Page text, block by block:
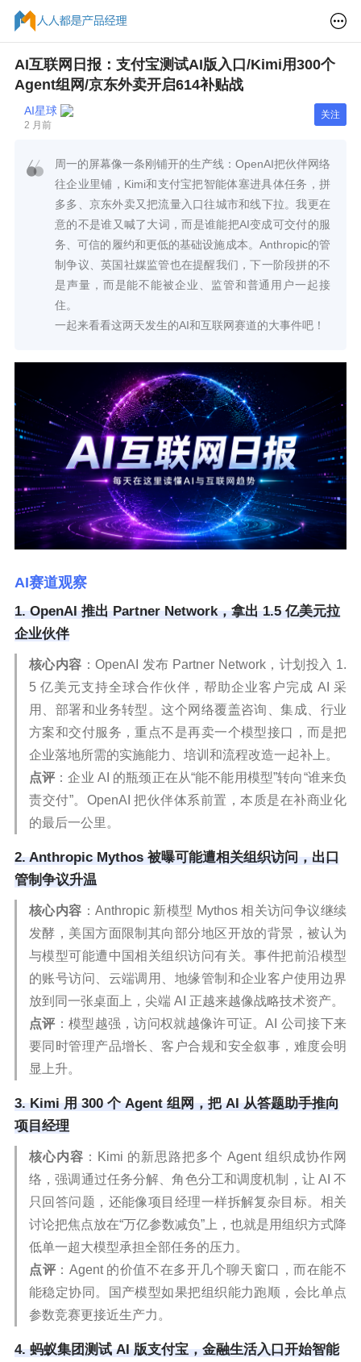
AI互联网日报：支付宝测试AI版入口/Kimi用300个
Agent组网/京东外卖开启614补贴战
AI星球
2 月前
关注
周一的屏幕像一条刚铺开的生产线：OpenAI把伙伴网络
往企业里铺，Kimi和支付宝把智能体塞进具体任务，拼
多多、京东外卖又把流量入口往城市和线下拉。我更在
意的不是谁又喊了大词，而是谁能把AI变成可交付的服
务、可信的履约和更低的基础设施成本。Anthropic的管
制争议、英国社媒监管也在提醒我们，下一阶段拼的不
是声量，而是能不能被企业、监管和普通用户一起接
住。
一起来看看这两天发生的AI和互联网赛道的大事件吧！
AI赛道观察
1. OpenAI 推出 Partner Network，拿出 1.5 亿美元拉
企业伙伴
核心内容 ：OpenAI 发布 Partner Network，计划投入 1.
5 亿美元支持全球合作伙伴，帮助企业客户完成 AI 采
用、部署和业务转型。这个网络覆盖咨询、集成、行业
方案和交付服务，重点不是再卖一个模型接口，而是把
企业落地所需的实施能力、培训和流程改造一起补上。
点评 ：企业 AI 的瓶颈正在从“能不能用模型”转向“谁来负
责交付”。OpenAI 把伙伴体系前置，本质是在补商业化
的最后一公里。
2. Anthropic Mythos 被曝可能遭相关组织访问，出口
管制争议升温
核心内容 ：Anthropic 新模型 Mythos 相关访问争议继续
发酵，美国方面限制其向部分地区开放的背景，被认为
与模型可能遭中国相关组织访问有关。事件把前沿模型
的账号访问、云端调用、地缘管制和企业客户使用边界
放到同一张桌面上，尖端 AI 正越来越像战略技术资产。
点评 ：模型越强，访问权就越像许可证。AI 公司接下来
要同时管理产品增长、客户合规和安全叙事，难度会明
显上升。
3. Kimi 用 300 个 Agent 组网，把 AI 从答题助手推向
项目经理
核心内容 ：Kimi 的新思路把多个 Agent 组织成协作网
络，强调通过任务分解、角色分工和调度机制，让 AI 不
只回答问题，还能像项目经理一样拆解复杂目标。相关
讨论把焦点放在“万亿参数减负”上，也就是用组织方式降
低单一超大模型承担全部任务的压力。
点评 ：Agent 的价值不在多开几个聊天窗口，而在能不
能稳定协同。国产模型如果把组织能力跑顺，会比单点
参数竞赛更接近生产力。
4. 蚂蚁集团测试 AI 版支付宝，金融生活入口开始智能